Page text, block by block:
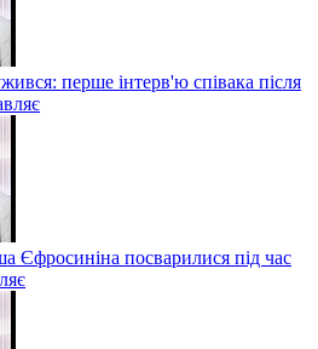
перше інтерв'ю співака після
Єфросиніна посварилися під час